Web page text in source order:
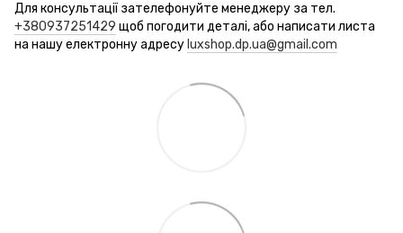
Для консультації зателефонуйте менеджеру за тел.
+380937251429 щоб погодити деталі, або написати листа
на нашу електронну адресу luxshop.dp.ua@gmail.com